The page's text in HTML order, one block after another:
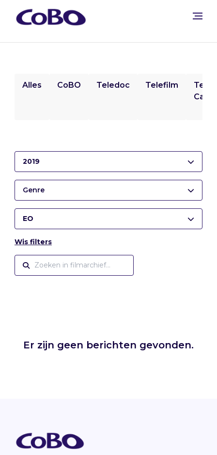
Alles CoBO Teledoc Telefilm
2019
Genre
EO
Wis filters
Er zijn geen berichten gevonden.